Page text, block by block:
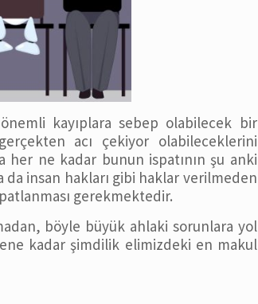
kayıplara sebep olabilecek bir
acı çekiyor olabileceklerini
her ne kadar bunun ispatının şu anki
insan hakları gibi haklar verilmeden
gerekmektedir.
böyle büyük ahlaki sorunlara yol
kadar şimdilik elimizdeki en makul